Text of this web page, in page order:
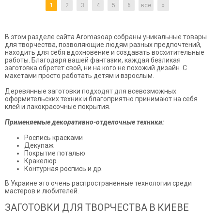
1 2 3 4 5 6 все »
В этом разделе сайта Aromasoap собраны уникальные товары
для творчества, позволяющие людям разных предпочтений,
находить для себя вдохновение и создавать восхитительные
работы. Благодаря вашей фантазии, каждая безликая
заготовка обретет свой, ни на кого не похожий дизайн. С
макетами просто работать детям и взрослым.
Деревянные заготовки подходят для всевозможных
оформительских техник и благоприятно принимают на себя
клей и лакокрасочные покрытия.
Применяемые декоративно-отделочные техники:
Роспись красками
Декупаж
Покрытие поталью
Кракелюр
Контурная роспись и др.
В Украине это очень распространенные технологии среди
мастеров и любителей.
ЗАГОТОВКИ ДЛЯ ТВОРЧЕСТВА В КИЕВЕ